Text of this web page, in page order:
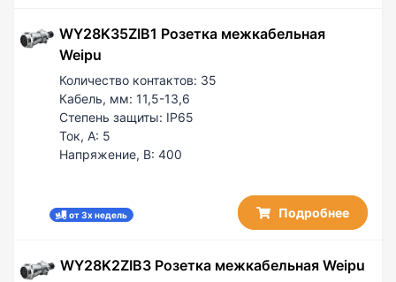
WY28K35ZIB1 Розетка межкабельная
Weipu
Количество контактов: 35
Кабель, мм:11,5-13,6
Степень защиты: IP65
Ток, А: 5
Напряжение, В:400
от 3х недель Подробнее
WY28K2ZIB3 Розетка межкабельная Weipu